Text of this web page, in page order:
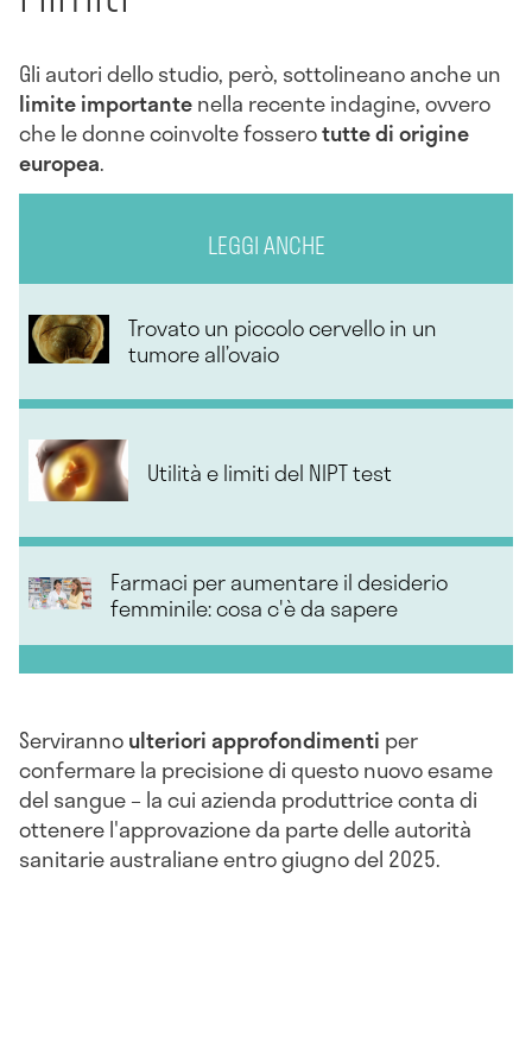
Gli autori dello studio, però, sottolineano anche un
limite importantenella recente indagine, ovvero
che le donne coinvolte fosserotutte di origine
europea.
LEGGI ANCHE
Trovato un piccolo cervello in un
tumore all’ovaio
Utilità e limiti del NIPT test
Farmaci per aumentare il desiderio
femminile: cosa c'è da sapere
Servirannoulteriori approfondimenti per
confermare la precisione di questo nuovo esame
del sangue – la cui azienda produttrice conta di
ottenere l'approvazione da parte delle autorità
sanitarie australiane entro giugno del 2025.